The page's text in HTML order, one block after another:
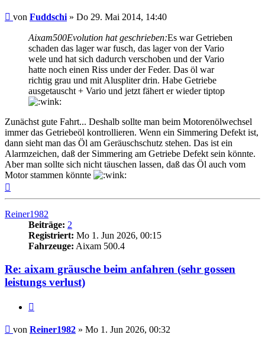
Beitrag
von Fuddschi» Do 29. Mai 2014, 14:40
Aixam500Evolution hat geschrieben:Es war Getrieben
schaden das lager war fusch, das lager von der Vario
wele und hat sich dadurch verschoben und der Vario
hatte noch einen Riss under der Feder. Das öl war
richtig grau und mit Aluspliter drin. Habe Getriebe
ausgetauscht + Vario und jetzt fähert er wieder tiptop
Zunächst gute Fahrt... Deshalb sollte man beim Motorenölwechsel
immer das Getriebeöl kontrollieren. Wenn ein Simmering Defekt ist,
dann sieht man das Öl am Geräuschschutz stehen. Das ist ein
Alarmzeichen, daß der Simmering am Getriebe Defekt sein könnte.
Aber man sollte sich nicht täuschen lassen, daß das Öl auch vom
Motor stammen könnte
oben
Reiner1982
Beiträge: 2
Registriert: Mo 1. Jun 2026, 00:15
Fahrzeuge: Aixam 500.4
Re: aixam gräusche beim anfahren (sehr gossen
leistungs verlust)
Beitrag
von Reiner1982 » Mo 1. Jun 2026, 00:32